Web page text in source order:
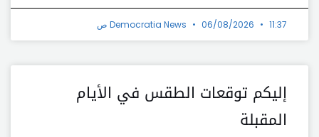
Democratia News 06/08/2026 11:37 ص
إليكم توقعات الطقس في الأيام
المقبلة